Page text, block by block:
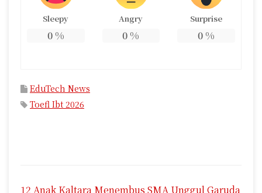
Sleepy
0%
Angry
0 %
Surprise
0 %
EduTech News
Toefl Ibt 2026
12 Anak Kaltara Menembus SMA Unggul Garuda